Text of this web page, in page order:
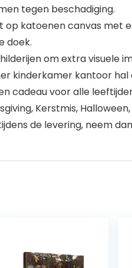
tegen beschadiging.
op katoenen canvas
doek.
om extra
kinderkamer kantoor hal
cadeau voor alle
Kerstmis,
tijdens de levering,